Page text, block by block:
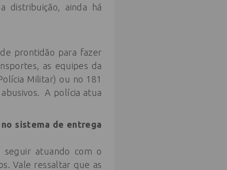
distribuição, ainda há
prontidão para fazer
as equipes da
Militar) ou no 181
A polícia atua
sistema de entrega
seguir atuando com o
Vale ressaltar que as